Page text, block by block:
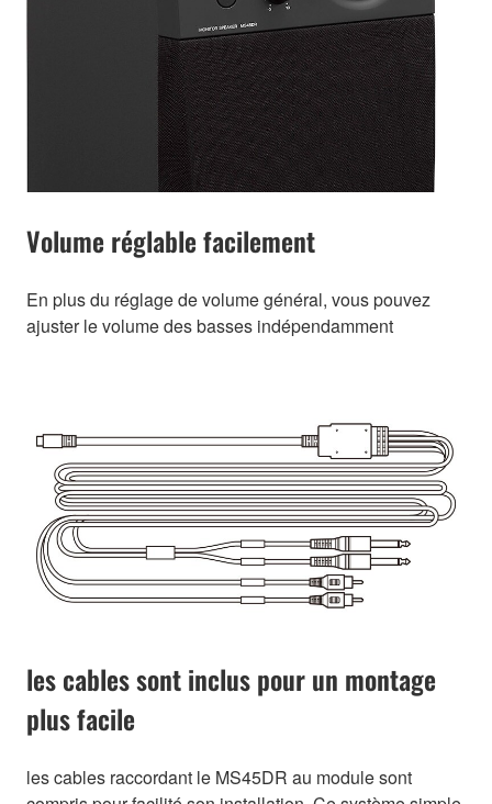
Volume réglable facilement
En plus du réglage de volume général, vous pouvez
ajuster le volume des basses indépendamment
les cables sont inclus pour un montage
plus facile
les cables raccordant le MS45DR au module sont